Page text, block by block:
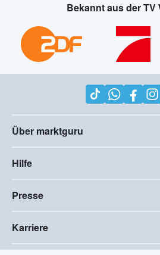
Bekannt aus der TV
Über marktguru
Hilfe
Presse
Karriere